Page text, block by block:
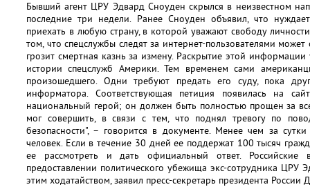
Бывший агент ЦРУ Эдвард Сноуден скрылся в неизвестном
последние три недели. Ранее Сноуден объявил, что
приехать в любую страну, в которой уважают свободу
том, что спецслужбы следят за интернет-пользователями
грозит смертная казнь за измену. Раскрытие этой
истории спецслужб Америки. Тем временем сами
произошедшего. Одни требуют предать его суду, пока
информатора. Соответствующая петиция появилась на
национальный герой; он должен быть полностью прощен за
мог совершить, в связи с тем, что поднял тревогу по
безопасности", – говорится в документе. Менее чем за
человек. Если в течение 30 дней ее поддержат 100 тысяч
ее рассмотреть и дать официальный ответ. Российские
предоставлении политического убежища экс-сотрудника ЦРУ
этим ходатайством, заявил пресс-секретарь президента России